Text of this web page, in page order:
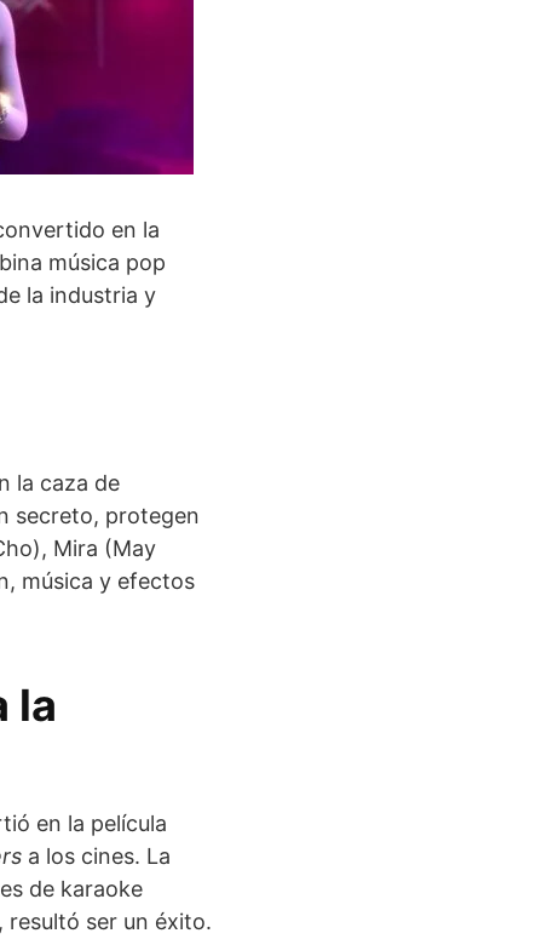
en la
música pop
la industria y
la caza de
secreto, protegen
Mira (May
música y efectos
la
en la película
a los cines. La
de karaoke
resultó ser un éxito.